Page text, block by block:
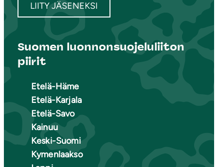
LIITY JÄSENEKSI
Suomen luonnonsuojeluliiton
piirit
Etelä-Häme
Etelä-Karjala
Etelä-Savo
Kainuu
Keski-Suomi
Kymenlaakso